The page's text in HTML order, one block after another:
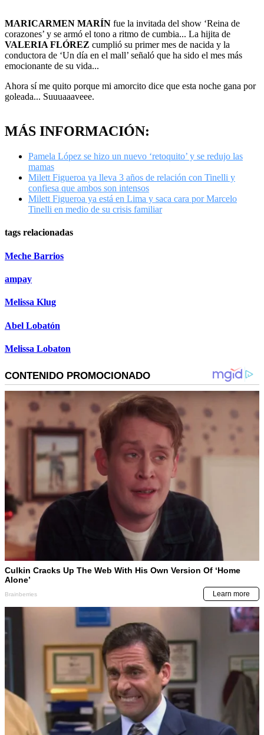
MARICARMEN MARÍN fue la invitada del show ‘Reina de
corazones’ y se armó el tono a ritmo de cumbia... La hijita de
VALERIA FLÓREZ cumplió su primer mes de nacida y la
conductora de ‘Un día en el mall’ señaló que ha sido el mes más
emocionante de su vida...
Ahora sí me quito porque mi amorcito dice que esta noche gana por
goleada... Suuuaaaveee.
MÁS INFORMACIÓN:
Pamela López se hizo un nuevo ‘retoquito’ y se redujo las
mamas
Milett Figueroa ya lleva 3 años de relación con Tinelli y
confiesa que ambos son intensos
Milett Figueroa ya está en Lima y saca cara por Marcelo
Tinelli en medio de su crisis familiar
tags relacionadas
Meche Barrios
ampay
Melissa Klug
Abel Lobatón
Melissa Lobaton